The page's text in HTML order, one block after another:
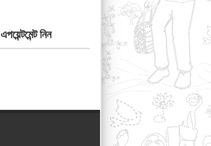
এপয়েন্টমেন্ট নিন